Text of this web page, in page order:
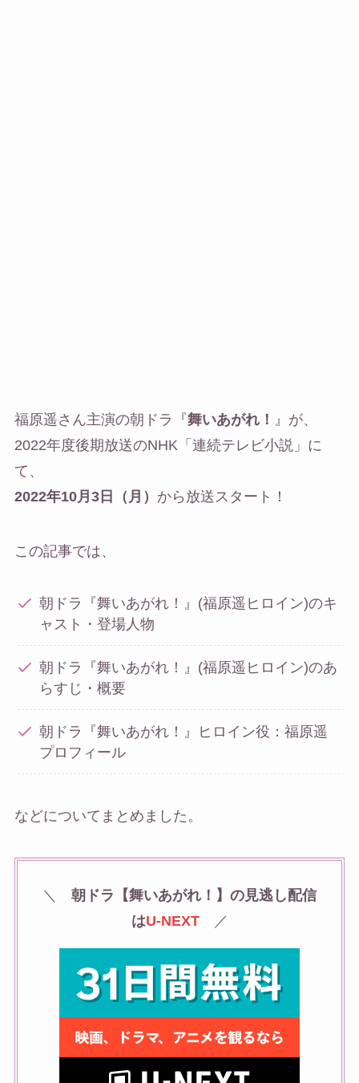
福原遥さん主演の朝ドラ『舞いあがれ！ 』が、
2022年度後期放送のNHK「連続テレビ小説」に
て、
2022年10月3日（月） から放送スタート！
この記事では、
朝ドラ『舞いあがれ！』(福原遥ヒロイン)のキ
ャスト・登場人物
朝ドラ『舞いあがれ！』(福原遥ヒロイン)のあ
らすじ・概要
朝ドラ『舞いあがれ！』ヒロイン役：福原遥
プロフィール
などについてまとめました。
＼ 朝ドラ【舞いあがれ！】の見逃し配信
はU-NEXT／